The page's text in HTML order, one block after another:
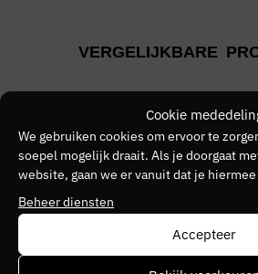
Cookie
We gebruiken cookies om ervoor te
soepel mogelijk draait. Als je doorgaat
website, gaan we er vanuit dat je
Beheer diensten
Accepteer
Roze
Merk
BOSS
Kleurnummer
90
VERGELIJKBARE